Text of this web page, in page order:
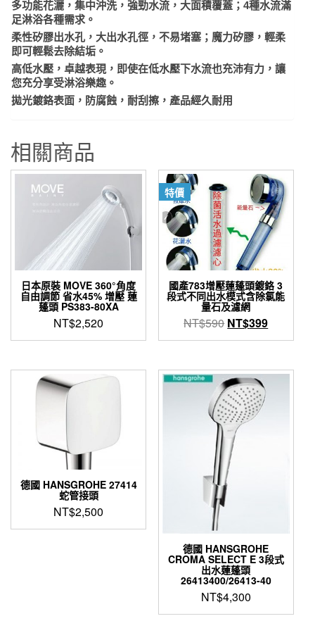
頭
數
量
多功能花灑，集中沖洗，強勁水流，大面積覆蓋；4種水流滿
足淋浴各種需求。
柔性矽膠出水孔，大出水孔徑，不易堵塞；魔力矽膠，輕柔
即可輕鬆去除結垢。
高低水壓，卓越表現，即使在低水壓下水流也充沛有力，讓
您充分享受淋浴樂趣。
拋光鍍鉻表面，防腐蝕，耐刮擦，產品經久耐用
相關商品
日本原裝 MOVE 360°角度
自由調節 省水45% 增壓 蓮
蓬頭 PS383-80XA
NT$2,520
特價
國產783增壓蓮蓬頭鍍鉻 3
段式不同出水模式含除氯能
量石及濾網
NT$590 原
始
格：
NT$590。
NT$399目
前
格：
德國 HANSGROHE 27414
蛇管接頭
NT$2,500
德國 HANSGROHE
CROMA SELECT E 3段式
出水蓮蓬頭
26413400/26413-40
NT$4,300